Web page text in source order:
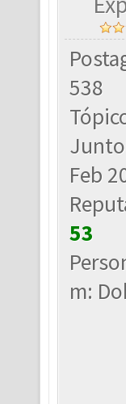
538
Feb
53
m: